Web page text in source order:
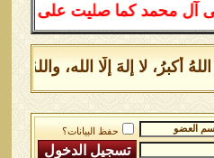
كما صليت على إبراهيم
أكبرُ، لا إلهَ إلَّا الله،
حفظ البيانات؟